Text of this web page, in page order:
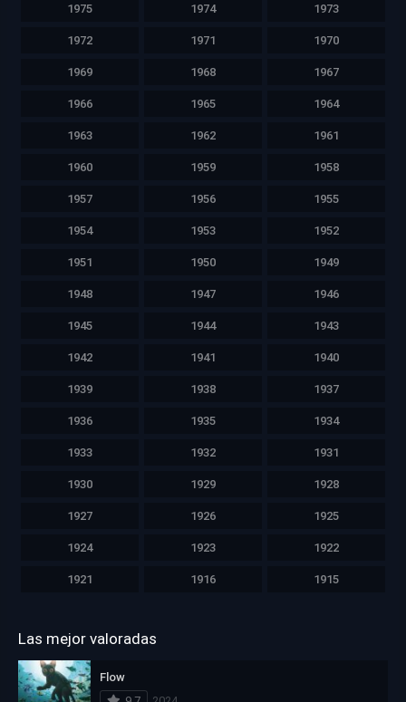
1975 1974 1973
1972 1971 1970
1969 1968 1967
1966 1965 1964
1963 1962 1961
1960 1959 1958
1957 1956 1955
1954 1953 1952
1951 1950 1949
1948 1947 1946
1945 1944 1943
1942 1941 1940
1939 1938 1937
1936 1935 1934
1933 1932 1931
1930 1929 1928
1927 1926 1925
1924 1923 1922
1921 1916 1915
Las mejor valoradas
Flow